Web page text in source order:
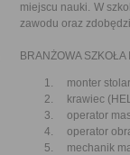
miejscu nauki. W
zawodu oraz
BRANŻOWA SZKOŁA
monter
krawiec
operator
operator
mechanik